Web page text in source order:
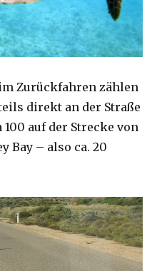
Zurückfahren zählen
direkt an der Straße
auf der Strecke von
Bay – also ca. 20